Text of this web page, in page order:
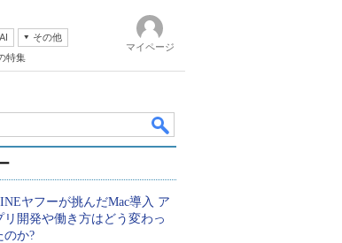
その他
特集
マイページ
ヤフーが挑んだMac導入 ア
リ開発や働き方はどう変わっ
のか?